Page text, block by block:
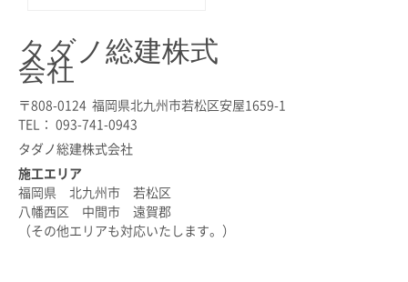
タダノ総建株式
会社
〒808-0124 福岡県北九州市若松区安屋1659-1
TEL： 093-741-0943
タダノ総建株式会社
施工エリア
福岡県 北九州市 若松区
八幡西区 中間市 遠賀郡
（その他エリアも対応いたします。）